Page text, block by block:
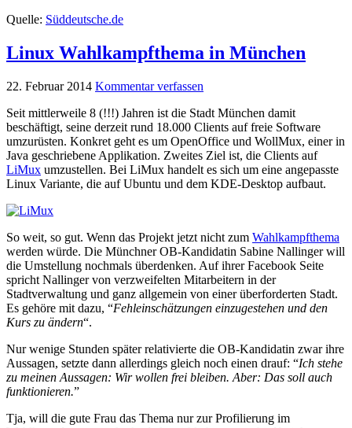
Quelle: Süddeutsche.de
Linux Wahlkampfthema in München
22. Februar 2014 Kommentar verfassen
Seit mittlerweile 8 (!!!) Jahren ist die Stadt München damit
beschäftigt, seine derzeit rund 18.000 Clients auf freie Software
umzurüsten. Konkret geht es um OpenOffice und WollMux, einer in
Java geschriebene Applikation. Zweites Ziel ist, die Clients auf
LiMux umzustellen. Bei LiMux handelt es sich um eine angepasste
Linux Variante, die auf Ubuntu und dem KDE-Desktop aufbaut.
So weit, so gut. Wenn das Projekt jetzt nicht zum Wahlkampfthema
werden würde. Die Münchner OB-Kandidatin Sabine Nallinger will
die Umstellung nochmals überdenken. Auf ihrer Facebook Seite
spricht Nallinger von verzweifelten Mitarbeitern in der
Stadtverwaltung und ganz allgemein von einer überforderten Stadt.
Es gehöre mit dazu, “Fehleinschätzungen einzugestehen und den
Kurs zu ändern“.
Nur wenige Stunden später relativierte die OB-Kandidatin zwar ihre
Aussagen, setzte dann allerdings gleich noch einen drauf: “Ich stehe
zu meinen Aussagen: Wir wollen frei bleiben. Aber: Das soll auch
funktionieren.”
Tja, will die gute Frau das Thema nur zur Profilierung im